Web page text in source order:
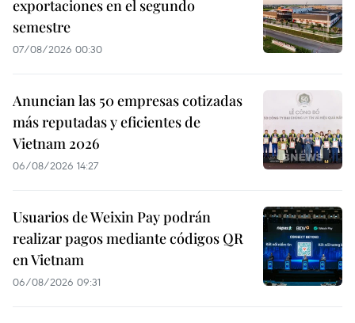
exportaciones en el segundo
semestre
07/08/2026 00:30
Anuncian las 50 empresas cotizadas
más reputadas y eficientes de
Vietnam 2026
06/08/2026 14:27
Usuarios de Weixin Pay podrán
realizar pagos mediante códigos QR
en Vietnam
06/08/2026 09:31